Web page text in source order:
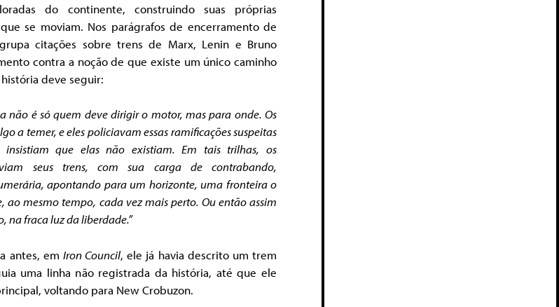
do continente, construindo suas próprias
se moviam. Nos parágrafos de encerramento de
citações sobre trens de Marx, Lenin e Bruno
contra a noção de que existe um único caminho
deve seguir:
não é só quem deve dirigir o motor, mas para onde. Os
a temer,e eles policiavam essas ramificações suspeitas
insistiam que elas não existiam.Em tais trilhas, os
seus trens, com sua carga de contrabando,
, apontando para um horizonte, uma fronteira o
ao mesmo tempo, cada vez mais perto. Ou então assim
na fraca luz da liberdade.”
antes, em Iron Council, ele já havia descrito um trem
uma linha não registrada da história, até que ele
voltando para New Crobuzon.